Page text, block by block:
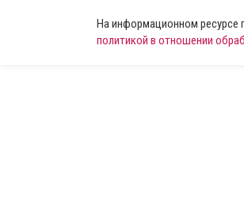
На информационном ресурсе
политикой в отношении